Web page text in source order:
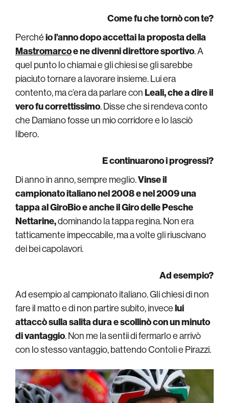
Come fu che tornò con te?
Perchéio l’anno dopo accettai la proposta della
Mastromarcoe ne divenni direttore sportivo. A
quel punto lo chiamai e gli chiesi se gli sarebbe
piaciuto tornare a lavorare insieme. Lui era
contento, ma c’era da parlare conLeali, che a dire il
vero fu correttissimo. Disse che si rendeva conto
che Damiano fosse un mio corridore e lo lasciò
libero.
E continuarono i progressi?
Di anno in anno, sempre meglio.Vinse il
campionato italiano nel 2008 e nel 2009 una
tappa al GiroBio e anche il Giro delle Pesche
Nettarine,dominando la tappa regina. Non era
tatticamente impeccabile, ma a volte gli riuscivano
dei bei capolavori.
Ad esempio?
Ad esempio al campionato italiano. Gli chiesi di non
fare il matto e di non partire subito, invecelui
attaccò sulla salita dura e scollinò con un minuto
di vantaggio. Non me la sentii di fermarlo e arrivò
con lo stesso vantaggio, battendo Contoli e Pirazzi.